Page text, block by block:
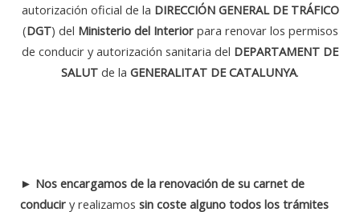
autorización oficial de la DIRECCIÓN GENERAL DE TRÁFICO
(DGT) del Ministerio del Interiorpara renovar los permisos
de conducir y autorización sanitaria del DEPARTAMENT DE
SALUT de la GENERALITAT DE CATALUNYA.
► Nos encargamos de la renovación de su carnet de
conducir y realizamos sin coste alguno todos los trámites